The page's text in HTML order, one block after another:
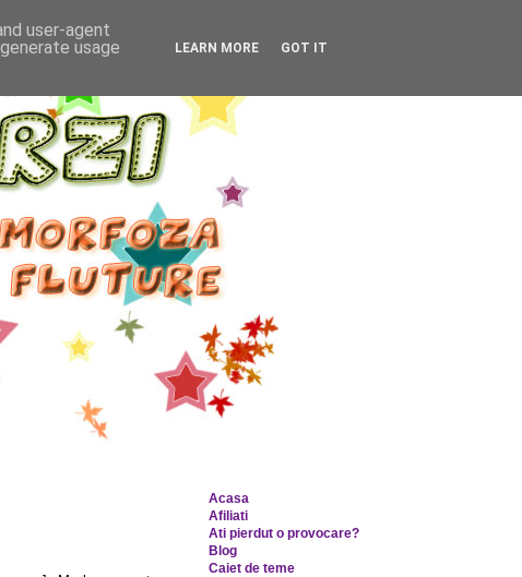
Acasa
Afiliati
Ati pierdut o provocare?
Blog
Caiet de teme
user-agent
usage
LEARN MORE GOT IT